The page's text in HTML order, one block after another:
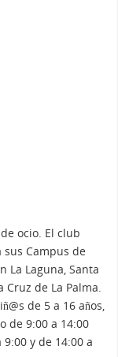
ocio. El club
Campus de
La Laguna, Santa
Cruz de La Palma.
de 5 a 16 años,
de 9:00 a 14:00
y de 14:00 a